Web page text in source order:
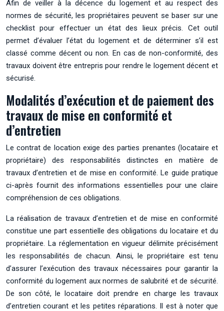
Afin de veiller à la décence du logement et au respect des
normes de sécurité, les propriétaires peuvent se baser sur une
checklist pour effectuer un état des lieux précis. Cet outil
permet d’évaluer l’état du logement et de déterminer s’il est
classé comme décent ou non. En cas de non-conformité, des
travaux doivent être entrepris pour rendre le logement décent et
sécurisé.
Modalités d’exécution et de paiement des
travaux de mise en conformité et
d’entretien
Le contrat de location exige des parties prenantes (locataire et
propriétaire) des responsabilités distinctes en matière de
travaux d’entretien et de mise en conformité. Le guide pratique
ci-après fournit des informations essentielles pour une claire
compréhension de ces obligations.
La réalisation de travaux d’entretien et de mise en conformité
constitue une part essentielle des obligations du locataire et du
propriétaire. La réglementation en vigueur délimite précisément
les responsabilités de chacun. Ainsi, le propriétaire est tenu
d’assurer l’exécution des travaux nécessaires pour garantir la
conformité du logement aux normes de salubrité et de sécurité.
De son côté, le locataire doit prendre en charge les travaux
d’entretien courant et les petites réparations. Il est à noter que